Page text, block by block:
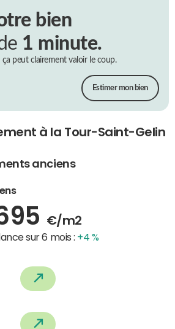
bien
1 minute.
peut clairement valoir le coup.
Estimer mon bien
à la Tour-Saint-Gelin
anciens
€/m2
sur 6 mois : +4 %